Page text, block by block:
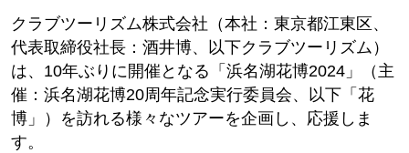
クラブツーリズム株式会社（本社：東京都江東区、
代表取締役社長：酒井博、以下クラブツーリズム）
は、10年ぶりに開催となる「浜名湖花博2024」（主
催：浜名湖花博20周年記念実行委員会、以下「花
博」）を訪れる様々なツアーを企画し、応援しま
す。